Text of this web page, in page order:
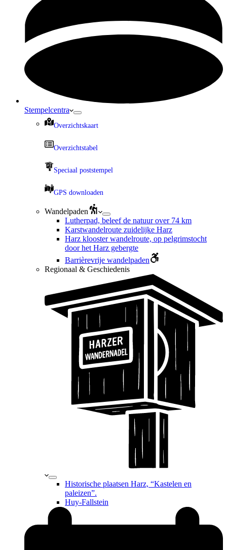
Stempelcentra
Overzichtskaart
Overzichtstabel
Speciaal poststempel
GPS downloaden
Wandelpaden
Lutherpad, beleef de natuur over 74 km
Karstwandelroute zuidelijke Harz
Harz klooster wandelroute, op pelgrimstocht
door het Harz gebergte
Barrièrevrije wandelpaden
Regionaal & Geschiedenis
Historische plaatsen Harz, “Kastelen en
paleizen”.
Huy-Fallstein